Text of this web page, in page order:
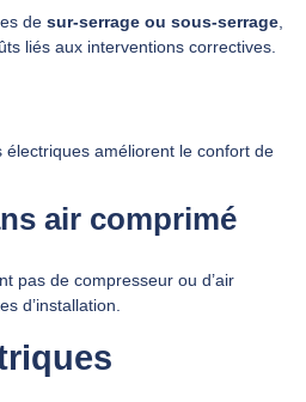
de sur-serrage ou sous-serrage
liés aux interventions correctives.
électriques améliorent le confort de
air comprimé
pas de compresseur ou d’air
d’installation.